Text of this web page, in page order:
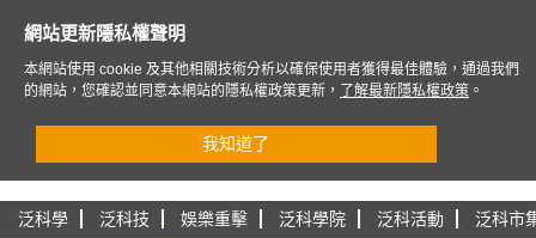
泛科學 泛科技 娛樂重擊 泛科學院 泛科活動 泛科市
網站更新隱私權聲明
本網站使用 cookie 及其他相關技術分析以確保使用者獲得最佳體驗，通過我們
的網站，您確認並同意本網站的隱私權政策更新，
了解最新隱私權政策 。
我知道了